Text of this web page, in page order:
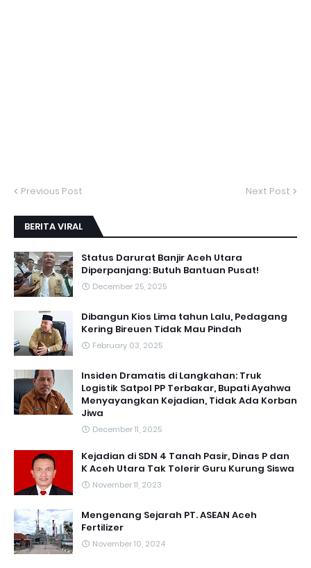
Previous Post Next Post
BERITA VIRAL
Status Darurat Banjir Aceh Utara
Diperpanjang: Butuh Bantuan Pusat!
December 25, 2025
Dibangun Kios Lima tahun Lalu, Pedagang
Kering Bireuen Tidak Mau Pindah
February 03, 2025
Insiden Dramatis di Langkahan: Truk
Logistik Satpol PP Terbakar, Bupati Ayahwa
Menyayangkan Kejadian, Tidak Ada Korban
Jiwa
December 11, 2025
Kejadian di SDN 4 Tanah Pasir, Dinas P dan
K Aceh Utara Tak Tolerir Guru Kurung Siswa
November 11, 2023
Mengenang Sejarah PT. ASEAN Aceh
Fertilizer
November 10, 2024